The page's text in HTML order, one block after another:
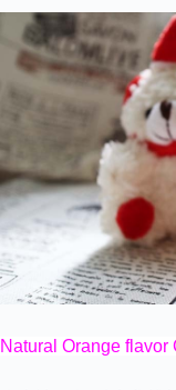
Natural Orange